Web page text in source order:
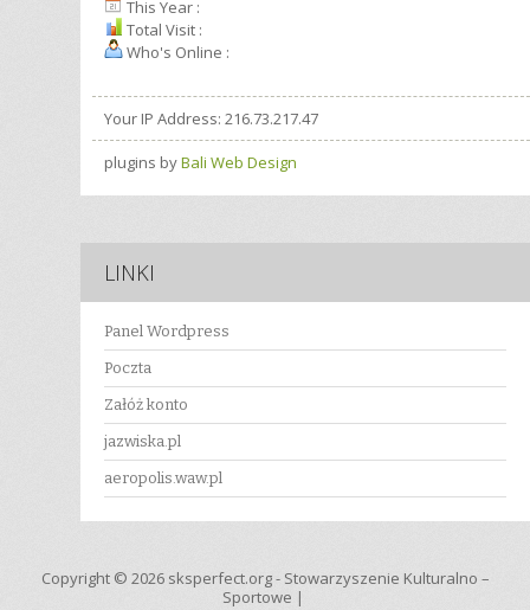
This Year :
Total Visit :
Who's Online :
Your IP Address: 216.73.217.47
plugins byBali Web Design
LINKI
Panel Wordpress
Poczta
Załóż konto
jazwiska.pl
aeropolis.waw.pl
Copyright © 2026 sksperfect.org- Stowarzyszenie Kulturalno –
Sportowe |